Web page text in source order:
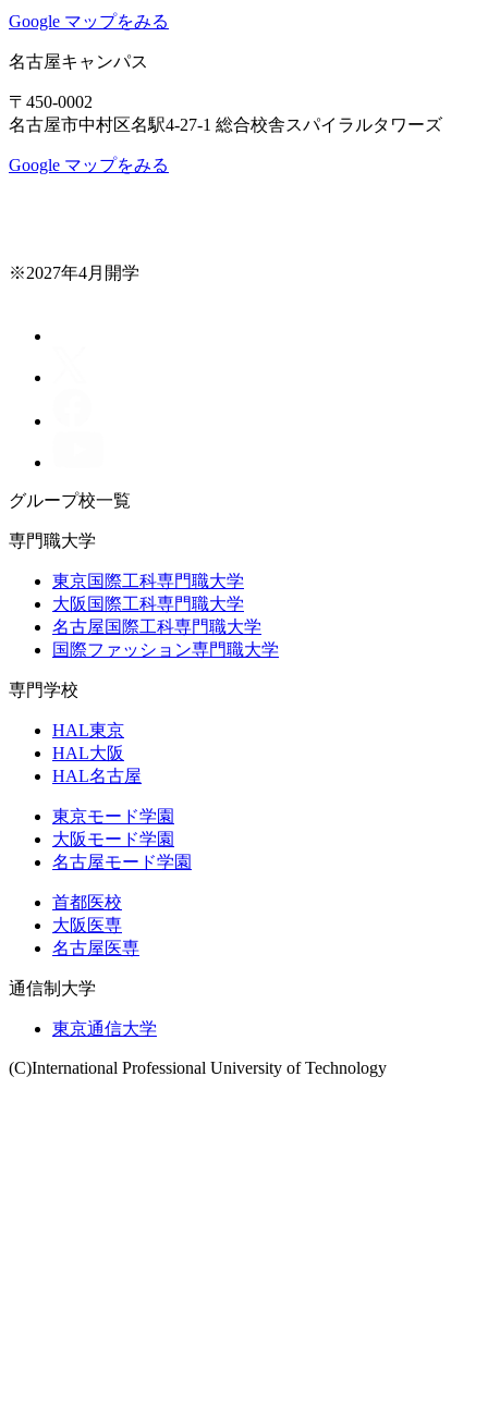
Google マップをみる
名古屋キャンパス
〒450-0002
名古屋市中村区名駅4-27-1 総合校舎スパイラルタワーズ
Google マップをみる
※2027年4月開学
グループ校一覧
専門職大学
東京国際工科専門職大学
大阪国際工科専門職大学
名古屋国際工科専門職大学
国際ファッション専門職大学
専門学校
HAL東京
HAL大阪
HAL名古屋
東京モード学園
大阪モード学園
名古屋モード学園
首都医校
大阪医専
名古屋医専
通信制大学
東京通信大学
(C)International Professional University of Technology